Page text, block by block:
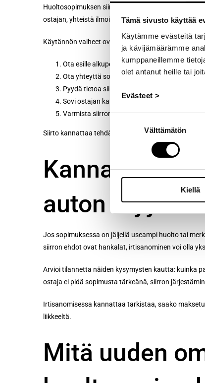
Tämä sivusto käyttää
Käytämme evästeitä
ja kävijämäärämme
kumppaneillemme
olet antanut heille tai
Evästeet >
valinta
Välttämätön
Kiellä
Huoltosopimuksen siirto tapahtuu ottamalla
ostajan, yhteistä ilmoitusta tai allekirjoitusta.
Käytännön vaiheet ovat yleensä seuraavat:
Ota esille alkuperäinen huoltosopimus ja
Ota yhteyttä sopimuksen myöntäneeseen
Pyydä tietoa siirron mahdollisuudesta,
Sovi ostajan kanssa, kuka hoitaa
Varmista siirron jälkeen, että sopimus on
Siirto kannattaa tehdä mahdollisimman lähellä
Kannattaako
auton
Jos sopimuksessa on jäljellä useampi huolto tai
siirron ehdot ovat hankalat, irtisanominen voi olla
Arvioi tilannetta näiden kysymysten kautta: kuinka
ostaja ei pidä sopimusta tärkeänä, siirron
Irtisanomisessa kannattaa tarkistaa, saako
liikkeeltä.
Mitä uuden